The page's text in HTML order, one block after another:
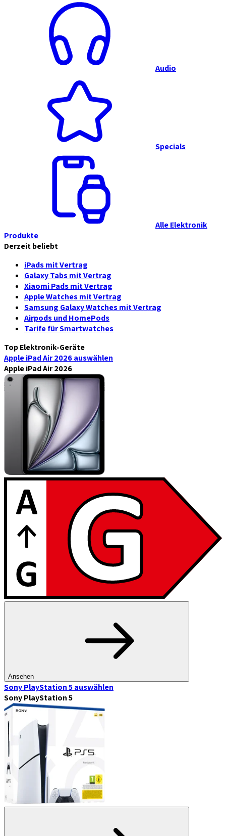
Audio
Specials
Alle Elektronik
Produkte
Derzeit beliebt
iPads mit Vertrag
Galaxy Tabs mit Vertrag
Xiaomi Pads mit Vertrag
Apple Watches mit Vertrag
Samsung Galaxy Watches mit Vertrag
Airpods und HomePods
Tarife für Smartwatches
Top Elektronik-Geräte
Apple iPad Air 2026auswählen
Apple iPad Air 2026
Ansehen
Sony PlayStation 5auswählen
Sony PlayStation 5